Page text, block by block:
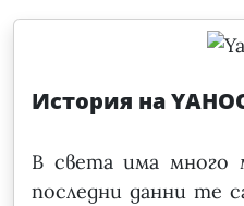
История на
В света има много
последни данни те